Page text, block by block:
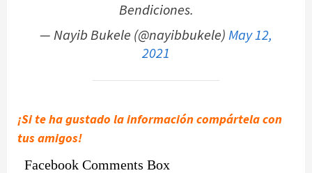
Bendiciones.
— Nayib Bukele (@nayibbukele)May 12,
2021
¡Si te ha gustado la información compártela con
tus amigos!
Facebook Comments Box